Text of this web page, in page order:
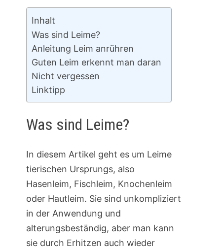
Inhalt
Was sind Leime?
Anleitung Leim anrühren
Guten Leim erkennt man daran
Nicht vergessen
Linktipp
Was sind Leime?
In diesem Artikel geht es um Leime
tierischen Ursprungs, also
Hasenleim, Fischleim, Knochenleim
oder Hautleim. Sie sind unkompliziert
in der Anwendung und
alterungsbeständig, aber man kann
sie durch Erhitzen auch wieder